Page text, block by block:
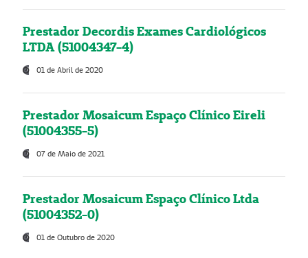
Prestador Decordis Exames Cardiológicos
LTDA (51004347-4)
01 de Abril de 2020
Prestador Mosaicum Espaço Clínico Eireli
(51004355-5)
07 de Maio de 2021
Prestador Mosaicum Espaço Clínico Ltda
(51004352-0)
01 de Outubro de 2020